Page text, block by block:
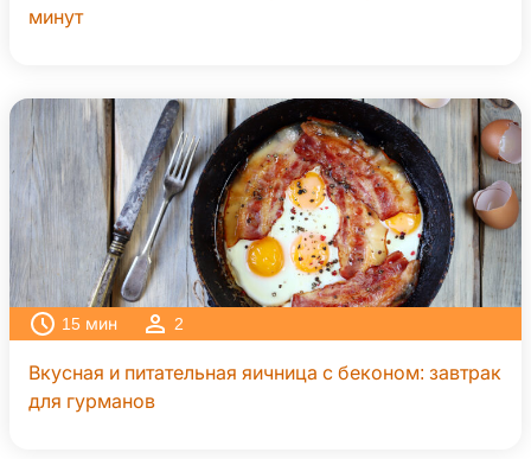
минут
15 мин 2
Вкусная и питательная яичница с беконом: завтрак
для гурманов